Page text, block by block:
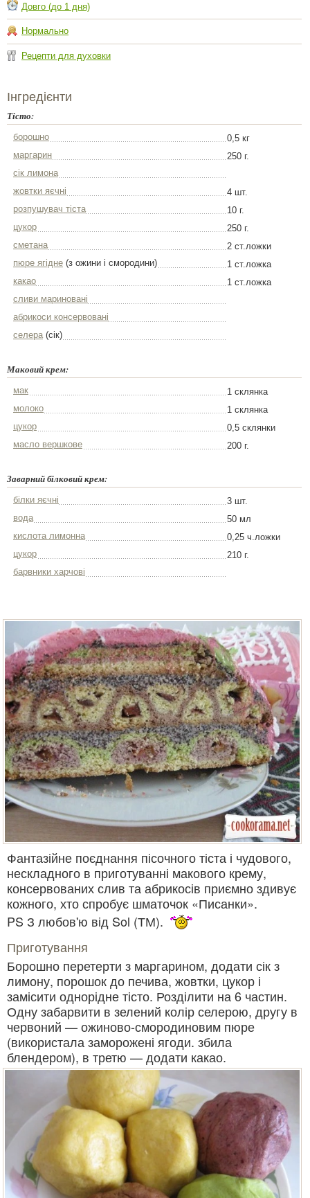
Довго (до 1 дня)
Нормально
Рецепти для духовки
Інгредієнти
Тісто:
борошно
0,5 кг
маргарин
250 г.
сік лимона
жовтки яєчні
4 шт.
розпушувач тіста
10 г.
цукор
250 г.
сметана
2 ст.ложки
пюре ягідне (з ожини і смородини)
1 ст.ложка
какао
1 ст.ложка
сливи мариновані
абрикоси консервовані
селера (сік)
Маковий крем:
мак
1 склянка
молоко
1 склянка
цукор
0,5 склянки
масло вершкове
200 г.
Заварний білковий крем:
білки яєчні
3 шт.
вода
50 мл
кислота лимонна
0,25 ч.ложки
цукор
210 г.
барвники харчові
Фантазійне поєднання пісочного тіста і чудового,
нескладного в приготуванні макового крему,
консервованих слив та абрикосів приємно здивує
кожного, хто спробує шматочок «Писанки».
PS З любов'ю від Sol (ТМ).
Приготування
Борошно перетерти з маргарином, додати сік з
лимону, порошок до печива, жовтки, цукор і
замісити однорідне тісто. Розділити на 6 частин.
Одну забарвити в зелений колір селерою, другу в
червоний — ожиново-смородиновим пюре
(використала заморожені ягоди. збила
блендером), в третю — додати какао.